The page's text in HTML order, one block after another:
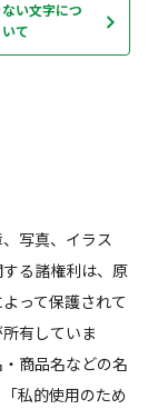
い文字につ
いて
写真、イラス
る諸権利は、原
って保護されて
有していま
商品名などの名
私的使用のため